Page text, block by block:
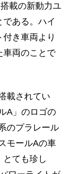
載の新動力ユ
ある。ハイ
き車両より
車両のことで
載されてい
A」のロゴの
のプラレール
モールAの車
ても珍し